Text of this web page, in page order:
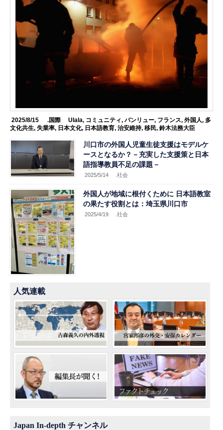
2025/8/15 .国際 Ulala, コミュニティ, バンリュー, フランス, 外国人, 多
文化共生,失業率, 日本文化, 日本語教育,治安維持,移民,鈴木法務大臣
川口市の外国人児童生徒支援はモデルケ
ースとなるか？－充実した支援策と日本
語指導教員不足の課題－
2025/5/14 .社会
外国人が地域に根付くために 日本語教室
の果たす役割とは：埼玉県川口市
2025/4/19 .社会
人気連載
Japan In-depth チャンネル